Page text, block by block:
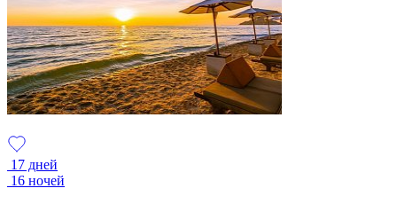
17 дней
16 ночей